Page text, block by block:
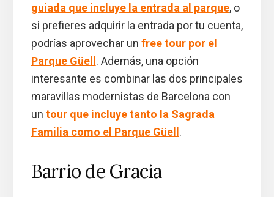
guiada que incluye la entrada al parque, o
si prefieres adquirir la entrada por tu cuenta,
podrías aprovechar un free tour por el
Parque Güell . Además, una opción
interesante es combinar las dos principales
maravillas modernistas de Barcelona con
un tour que incluye tanto la Sagrada
Familia como el Parque Güell .
Barrio de Gracia